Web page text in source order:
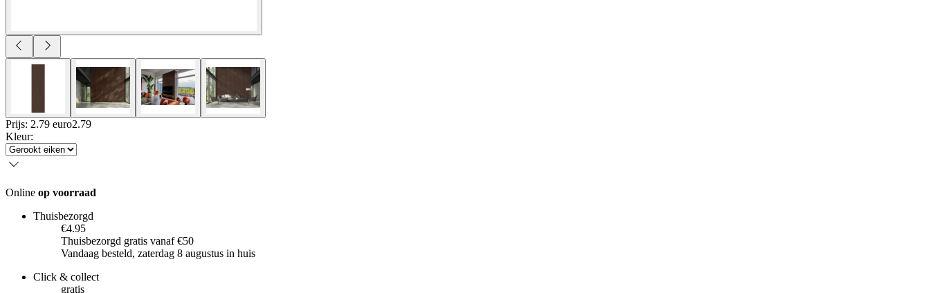
Prijs: 2.79 euro2.79
Kleur:
Online op voorraad
Thuisbezorgd
€4.95
Thuisbezorgd gratis vanaf €50
Vandaag besteld, zaterdag 8 augustus in huis
Click & collect
gratis